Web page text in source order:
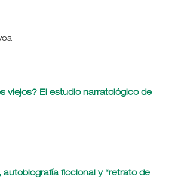
viejos? El estudio narratológico de
autobiografía ficcional y “retrato de